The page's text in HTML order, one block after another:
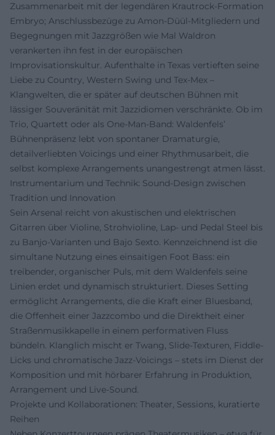
Zusammenarbeit mit der legendären Krautrock-Formation
Embryo; Anschlussbezüge zu Amon-Düül-Mitgliedern und
Begegnungen mit Jazzgrößen wie Mal Waldron
verankerten ihn fest in der europäischen
Improvisationskultur. Aufenthalte in Texas vertieften seine
Liebe zu Country, Western Swing und Tex-Mex –
Klangwelten, die er später auf deutschen Bühnen mit
lässiger Souveränität mit Jazzidiomen verschränkte. Ob im
Trio, Quartett oder als One-Man-Band: Waldenfels’
Bühnenpräsenz lebt von spontaner Dramaturgie,
detailverliebten Voicings und einer Rhythmusarbeit, die
selbst komplexe Arrangements unangestrengt atmen lässt.
Instrumentarium und Technik: Sound-Design zwischen
Tradition und Innovation
Sein Arsenal reicht von akustischen und elektrischen
Gitarren über Violine, Strohvioline, Lap- und Pedal Steel bis
zu Banjo-Varianten und Bajo Sexto. Kennzeichnend ist die
simultane Nutzung eines einsaitigen Foot Bass: ein
treibender, organischer Puls, mit dem Waldenfels seine
Linien erdet und dynamisch strukturiert. Dieses Setting
ermöglicht Arrangements, die die Kraft einer Bluesband,
die Offenheit einer Jazzcombo und die Direktheit einer
Straßenmusikkapelle in einem performativen Fluss
bündeln. Klanglich mischt er Twang, Slide-Texturen, Fiddle-
Licks und chromatische Jazz-Voicings – stets im Dienst der
Komposition und mit hörbarer Erfahrung in Produktion,
Arrangement und Live-Sound.
Projekte und Kollaborationen: Theater, Sessions, kuratierte
Reihen